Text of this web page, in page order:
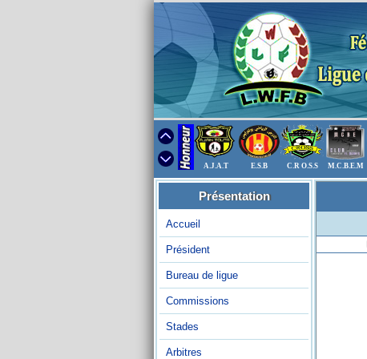
A.J.A.T E.S.B C.R O.S.S M.C.B.E.M
Présentation
Accueil
Président
Bureau de ligue
Commissions
Stades
Arbitres